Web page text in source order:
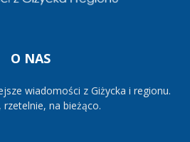
O NAS
wiadomości z Giżycka i regionu.
rzetelnie, na bieżąco.